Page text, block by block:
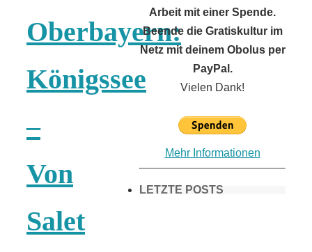
Oberbayern:
Königssee
–
Von
Salet
Arbeit mit einer Spende.
Beende die Gratiskultur im
Netz mit deinem Obolus per
PayPal.
Vielen Dank!
Mehr Informationen
LETZTE POSTS